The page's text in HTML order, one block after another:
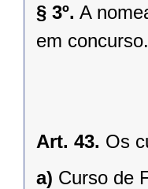
§ 3º. A
em concurso.
Art. 43. Os
a) Curso de